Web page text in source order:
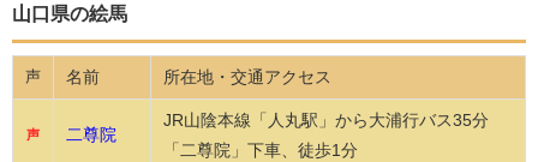
山口県の絵馬
声 名前 所在地・交通アクセス
声 二尊院
JR山陰本線「人丸駅」から大浦行バス35分
「二尊院」下車、徒歩1分